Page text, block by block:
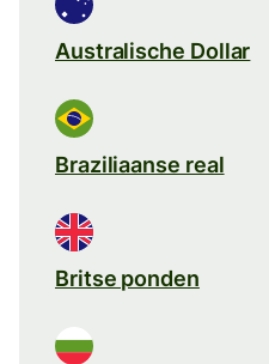
Australische Dollar
Braziliaanse real
Britse ponden